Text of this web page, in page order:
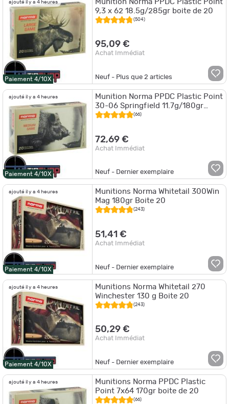
ajouté il y a 4 heures
Paiement 4/10X
Munition Norma PPDC Plastic Point
9,3 x 62 18.5g/285gr boite de 20
(504)
95,09 €
Achat Immédiat
Neuf - Plus que2 articles
ajouté il y a 4 heures
Paiement 4/10X
Munition Norma PPDC Plastic Point
30-06 Springfield 11.7g/180gr
boite de 20(66)
72,69 €
Achat Immédiat
Neuf - Dernier exemplaire
ajouté il y a 4 heures
Paiement 4/10X
Munitions Norma Whitetail 300Win
Mag 180gr Boite 20
(243)
51,41 €
Achat Immédiat
Neuf - Dernier exemplaire
ajouté il y a 4 heures
Paiement 4/10X
Munitions Norma Whitetail 270
Winchester 130 g Boite 20
(243)
50,29 €
Achat Immédiat
Neuf - Dernier exemplaire
ajouté il y a 4 heures
Munitions Norma PPDC Plastic
Point 7x64 170gr boite de 20
(66)